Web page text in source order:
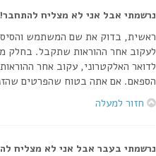
נרשמתי אבל אני לא מצליח להתחבר!
לעקוב אחר ההוראות שתקבל. בחלק
לדואר האלקטרוני, עקוב אחר
הספאם. אם אתה בטוח שהפרטים
חזור למעלה
נרשמתי בעבר אבל אני לא מצליח